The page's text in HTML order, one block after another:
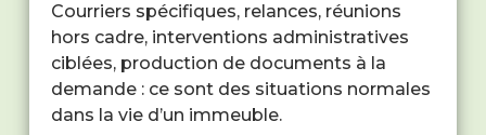
Courriers spécifiques, relances, réunions
hors cadre, interventions administratives
ciblées, production de documents à la
demande : ce sont des situations normales
dans la vie d’un immeuble.